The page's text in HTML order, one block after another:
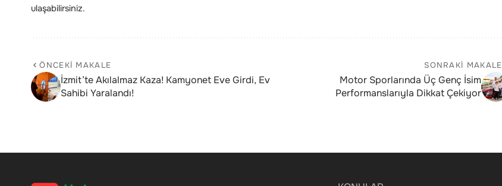
ulaşabilirsiniz.
ÖNCEKI MAKALE
İzmit’te Akılalmaz Kaza! Kamyonet Eve Girdi, Ev
Sahibi Yaralandı!
SONRAKI MAKALE
Motor Sporlarında Üç Genç İsim
Performanslarıyla Dikkat Çekiyor